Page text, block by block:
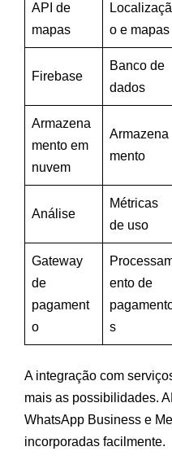
API de
mapas
Localizaçã
o e mapas
Firebase
Banco de
dados
Armazena
mento em
nuvem
Armazena
mento
Análise
Métricas
de uso
Gateway
de
pagament
o
ento de
s
A integração com
mais as possibilidades.
WhatsApp Business e
incorporadas facilmente.